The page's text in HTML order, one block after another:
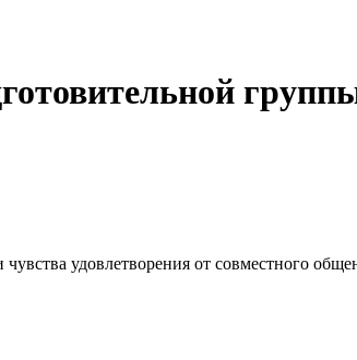
удовлетворения от совместного